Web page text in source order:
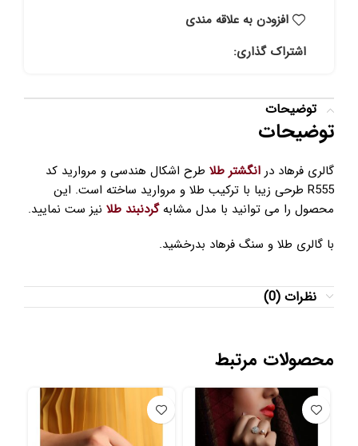
افزودن به علاقه مندی
اشتراک گذاری:
توضیحات
توضیحات
گالری فرهاد در انگشتر طلا طرح اشکال هندسی و مروارید کد
R555 طرحی زیبا با ترکیب طلا و مروارید ساخته است. این
محصول را می توانید با مدل مشابهگردنبند طلا نیز ست نمایید.
با گالری طلا و سنگ فرهاد بدرخشید.
نظرات (0)
محصولات مرتبط